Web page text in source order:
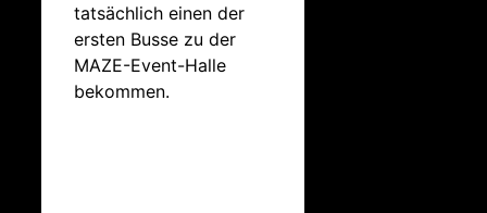
tatsächlich einen der
ersten Busse zu der
MAZE-Event-Halle
bekommen.